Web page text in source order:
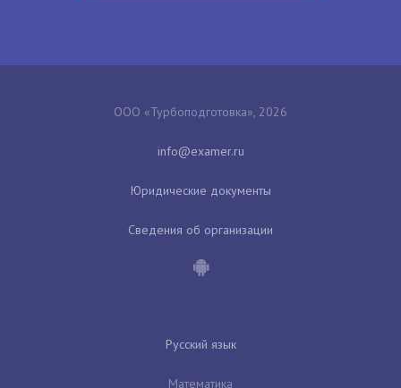
ООО «Турбоподготовка», 2026
Юридические документы
Сведения об организации
Русский язык
Математика